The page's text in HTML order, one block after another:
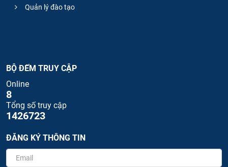
Quản lý đào tạo
BỘ ĐẾM TRUY CẬP
Online
8
Tổng số truy cập
1426723
ĐĂNG KÝ THÔNG TIN